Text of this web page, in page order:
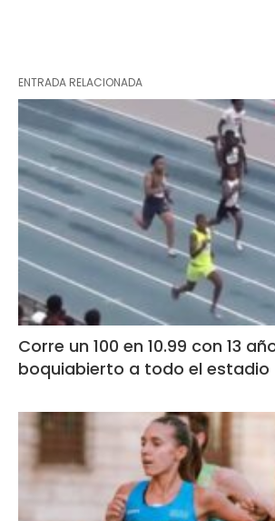
ENTRADA RELACIONADA
Corre un 100 en 10.99 con 13
boquiabierto a todo el estadio